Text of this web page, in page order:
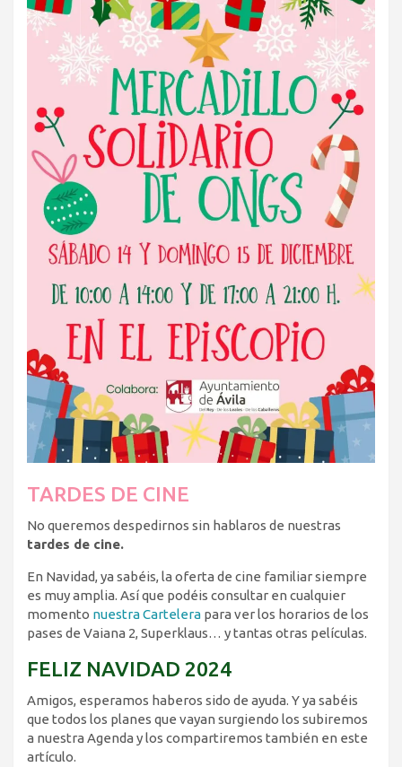
TARDES DE CINE
No queremos despedirnos sin hablaros de nuestras
tardes de cine.
En Navidad, ya sabéis, la oferta de cine familiar siempre
es muy amplia. Así que podéis consultar en cualquier
momento nuestra Cartelera para ver los horarios de los
pases de Vaiana 2, Superklaus… y tantas otras películas.
FELIZ NAVIDAD 2024
Amigos, esperamos haberos sido de ayuda. Y ya sabéis
que todos los planes que vayan surgiendo los subiremos
a nuestra Agenda y los compartiremos también en este
artículo.